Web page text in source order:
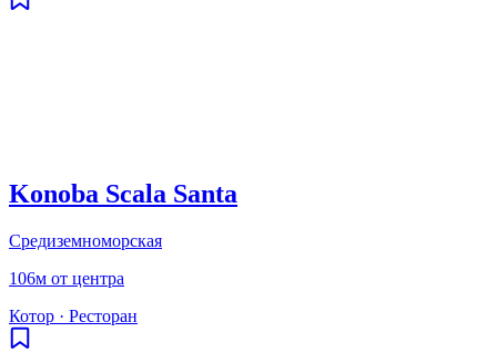
Konoba Scala Santa
Средиземноморская
106м от центра
Котор · Ресторан